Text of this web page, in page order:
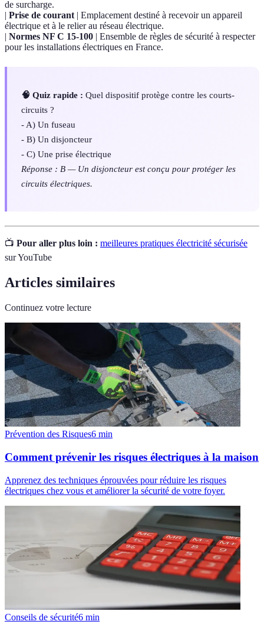
de surcharge.
| Prise de courant | Emplacement destiné à recevoir un appareil
électrique et à le relier au réseau électrique.
| Normes NF C 15-100 | Ensemble de règles de sécurité à respecter
pour les installations électriques en France.
🧠 Quiz rapide : Quel dispositif protège contre les courts-
circuits ?
- A) Un fuseau
- B) Un disjoncteur
- C) Une prise électrique
Réponse : B — Un disjoncteur est conçu pour protéger les
circuits électriques.
📺 Pour aller plus loin : meilleures pratiques électricité sécurisée
sur YouTube
Articles similaires
Continuez votre lecture
Prévention des Risques6 min
Comment prévenir les risques électriques à la maison
Apprenez des techniques éprouvées pour réduire les risques
électriques chez vous et améliorer la sécurité de votre foyer.
Conseils de sécurité6 min